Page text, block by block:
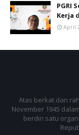
PGRI
Kerja
April
Atas berkat dan
November 1945
berdiri satu